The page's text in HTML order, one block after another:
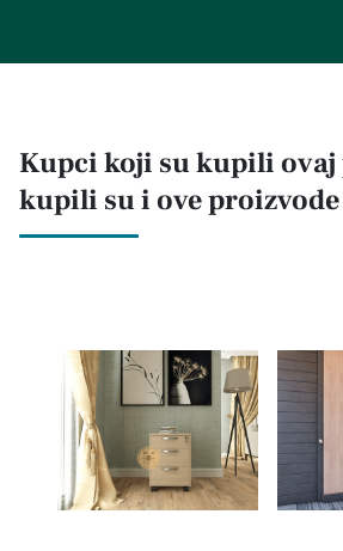
Kupci koji su kupili
kupili su i ove proizvode